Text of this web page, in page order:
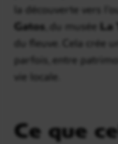
la découverte vers
Gatos , du musée La
du fleuve. Cela crée
parfois, entre
vie locale.
Ce que